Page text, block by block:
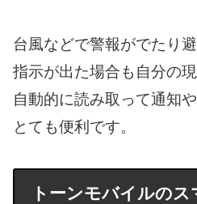
台風などで警報がでたり
指示が出た場合も自分の
自動的に読み取って通知
とても便利です。
トーンモバイルの